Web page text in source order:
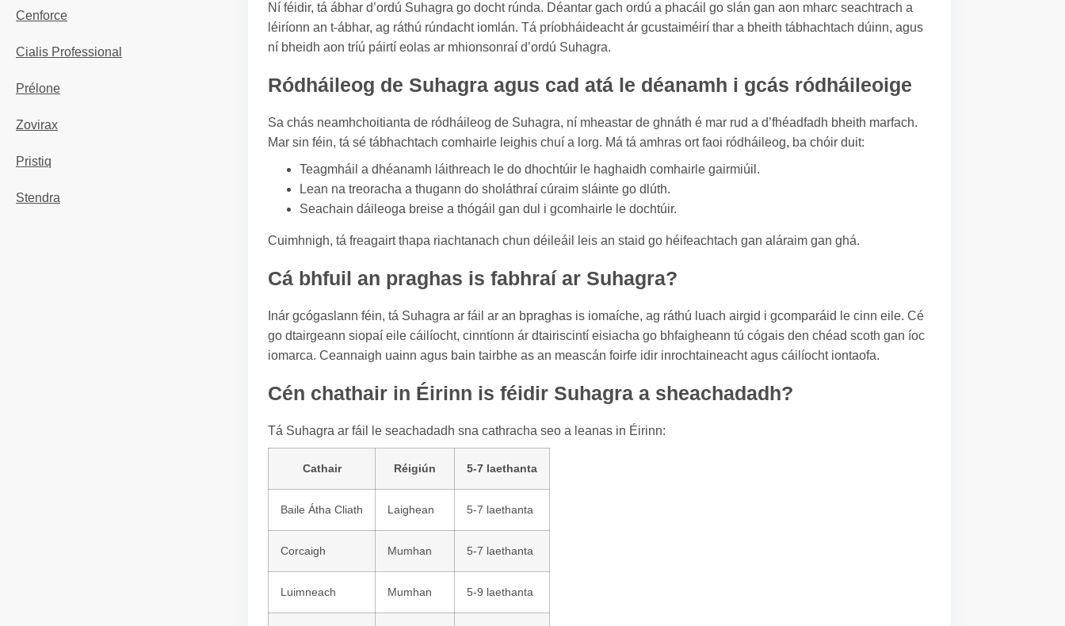
Cenforce
Cialis Professional
Prélone
Zovirax
Pristiq
Stendra
Ní féidir, tá ábhar d’ordú Suhagra go docht rúnda. Déantar gach ordú a phacáil go slán gan aon mharc seachtrach a
léiríonn an t-ábhar, ag ráthú rúndacht iomlán. Tá príobháideacht ár gcustaiméirí thar a bheith tábhachtach dúinn, agus
ní bheidh aon tríú páirtí eolas ar mhionsonraí d’ordú Suhagra.
Ródháileog de Suhagra agus cad atá le déanamh i gcás ródháileoige
Sa chás neamhchoitianta de ródháileog de Suhagra, ní mheastar de ghnáth é mar rud a d’fhéadfadh bheith marfach.
Mar sin féin, tá sé tábhachtach comhairle leighis chuí a lorg. Má tá amhras ort faoi ródháileog, ba chóir duit:
Teagmháil a dhéanamh láithreach le do dhochtúir le haghaidh comhairle gairmiúil.
Lean na treoracha a thugann do sholáthraí cúraim sláinte go dlúth.
Seachain dáileoga breise a thógáil gan dul i gcomhairle le dochtúir.
Cuimhnigh, tá freagairt thapa riachtanach chun déileáil leis an staid go héifeachtach gan aláraim gan ghá.
Cá bhfuil an praghas is fabhraí ar Suhagra?
Inár gcógaslann féin, tá Suhagra ar fáil ar an bpraghas is iomaíche, ag ráthú luach airgid i gcomparáid le cinn eile. Cé
go dtairgeann siopaí eile cáilíocht, cinntíonn ár dtairiscintí eisiacha go bhfaigheann tú cógais den chéad scoth gan íoc
iomarca. Ceannaigh uainn agus bain tairbhe as an meascán foirfe idir inrochtaineacht agus cáilíocht iontaofa.
Cén chathair in Éirinn is féidir Suhagra a sheachadadh?
Tá Suhagra ar fáil le seachadadh sna cathracha seo a leanas in Éirinn:
Cathair Réigiún 5-7 laethanta
Baile Átha Cliath Laighean 5-7 laethanta
Corcaigh Mumhan 5-7 laethanta
Luimneach Mumhan 5-9 laethanta